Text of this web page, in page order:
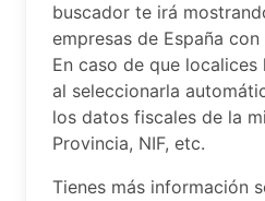
buscador te irá
empresas de España
En caso de que localices
al seleccionarla
los datos fiscales de la
Provincia, NIF, etc.
Tienes más información